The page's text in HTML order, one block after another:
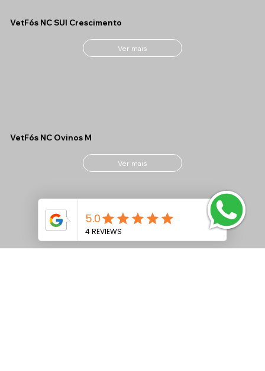
VetFós NC SUI Crescimento
Ver mais
VetFós NC Ovinos M
Ver mais